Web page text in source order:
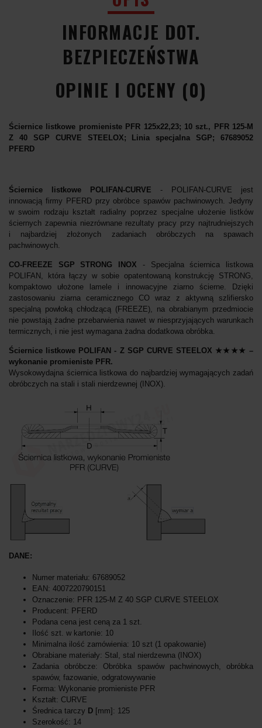
INFORMACJE DOT.
BEZPIECZEŃSTWA
OPINIE I OCENY (0)
Ściernice listkowe promieniste PFR 125x22,23; 10 szt., PFR 125-M
Z 40 SGP CURVE STEELOX; Linia specjalna SGP; 67689052
PFERD
Ściernice listkowe POLIFAN-CURVE - POLIFAN-CURVE jest
innowacją firmy PFERD przy obróbce spawów pachwinowych. Jedyny
w swoim rodzaju kształt radialny poprzez specjalne ułożenie listków
ściernych zapewnia niezrównane rezultaty pracy przy najtrudniejszych
i najbardziej złożonych zadaniach obróbczych na spawach
pachwinowych.
CO-FREEZE SGP STRONG INOX - Specjalna ściernica listkowa
POLIFAN, która łączy w sobie opatentowaną konstrukcję STRONG,
kompaktowo ułożone lamele i innowacyjne ziarno ścierne. Dzięki
zastosowaniu ziarna ceramicznego CO wraz z aktywną szlifiersko
specjalną powłoką chłodzącą (FREEZE), na obrabianym przedmiocie
nie powstają żadne przebarwienia nawet w niesprzyjających warunkach
termicznych, i nie jest wymagana żadna dodatkowa obróbka.
Ściernice listkowe POLIFAN - Z SGP CURVE STEELOX ★★★★ –
wykonanie promieniste PFR.
Wysokowydajna ściernica listkowa do najbardziej wymagających zadań
obróbczych na stali i stali nierdzewnej (INOX).
DANE:
Numer materiału: 67689052
EAN: 4007220790151
Oznaczenie: PFR 125-M Z 40 SGP CURVE STEELOX
Producent: PFERD
Podana cena jest ceną za 1 szt.
Ilość szt. w kartonie: 10
Minimalna ilość zamówienia: 10 szt (1 opakowanie)
Obrabiane materiały: Stal, stal nierdzewna (INOX)
Zadania obróbcze: Obróbka spawów pachwinowych, obróbka
spawów, fazowanie, odgratowywanie
Forma: Wykonanie promieniste PFR
Kształt: CURVE
Średnica tarczy D [mm]: 125
Szerokość: 14